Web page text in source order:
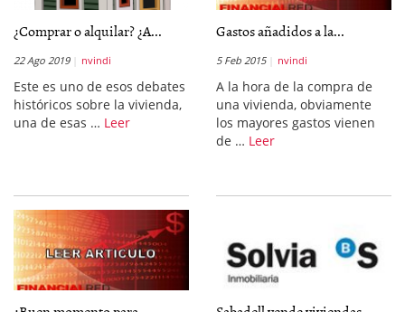
¿Comprar o alquilar? ¿A...
22 Ago 2019 nvindi
Este es uno de esos debates
históricos sobre la vivienda,
una de esas … Leer
Gastos añadidos a la...
5 Feb 2015 nvindi
A la hora de la compra de
una vivienda, obviamente
los mayores gastos vienen
de … Leer